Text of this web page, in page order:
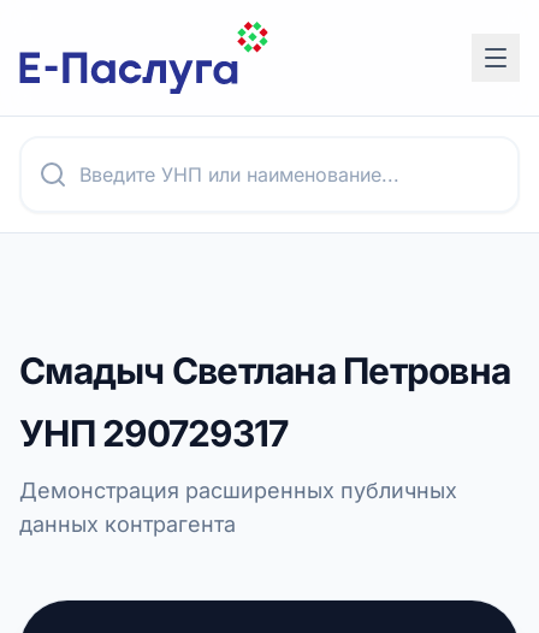
Смадыч Светлана Петровна
УНП290729317
Демонстрация расширенных публичных
данных контрагента